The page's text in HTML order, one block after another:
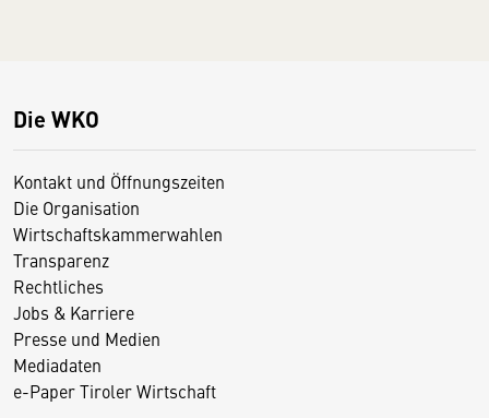
Die WKO
Kontakt und Öffnungszeiten
Die Organisation
Wirtschaftskammerwahlen
Transparenz
Rechtliches
Jobs & Karriere
Presse und Medien
Mediadaten
e-Paper Tiroler Wirtschaft